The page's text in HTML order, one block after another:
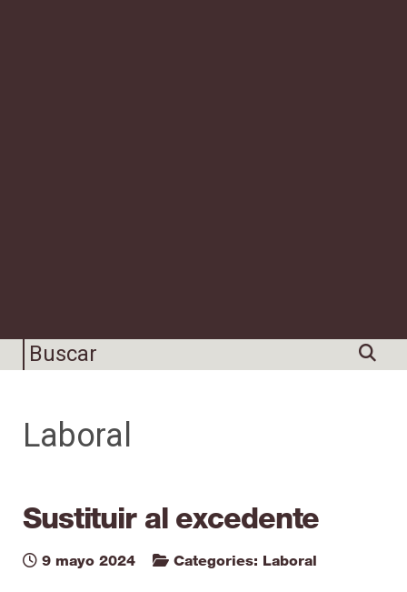
Laboral
Sustituir al excedente
9 mayo 2024 Categories: Laboral